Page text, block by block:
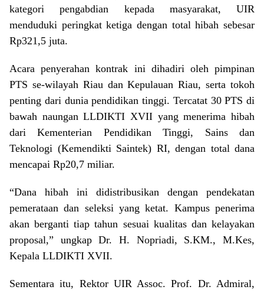
kategori pengabdian kepada masyarakat, UIR
menduduki peringkat ketiga dengan total hibah sebesar
Rp321,5 juta.
Acara penyerahan kontrak ini dihadiri oleh pimpinan
PTS se-wilayah Riau dan Kepulauan Riau, serta tokoh
penting dari dunia pendidikan tinggi. Tercatat 30 PTS di
bawah naungan LLDIKTI XVII yang menerima hibah
dari Kementerian Pendidikan Tinggi, Sains dan
Teknologi (Kemendikti Saintek) RI, dengan total dana
mencapai Rp20,7 miliar.
“Dana hibah ini didistribusikan dengan pendekatan
pemerataan dan seleksi yang ketat. Kampus penerima
akan berganti tiap tahun sesuai kualitas dan kelayakan
proposal,” ungkap Dr. H. Nopriadi, S.KM., M.Kes,
Kepala LLDIKTI XVII.
Sementara itu, Rektor UIR Assoc. Prof. Dr. Admiral,